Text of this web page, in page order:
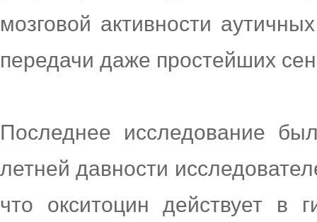
мозговой активности
передачи даже простейших
Последнее исследование
летней давности
что окситоцин действует в